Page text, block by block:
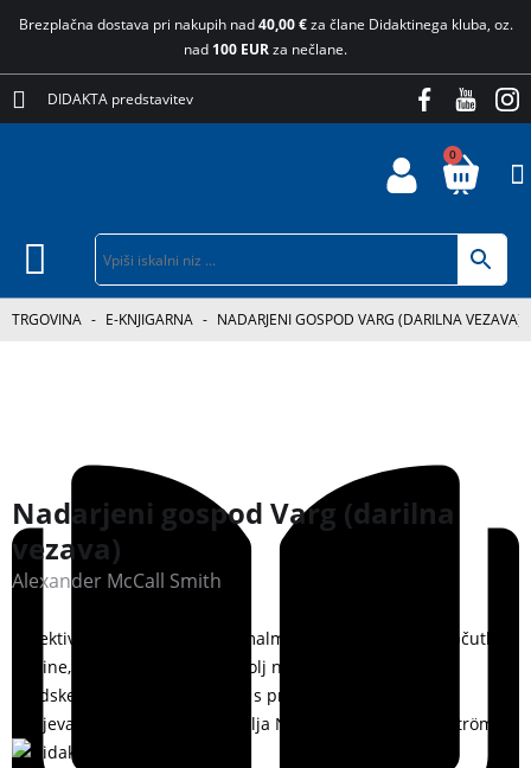
Brezplačna dostava pri nakupih nad40,00 €za člane Didaktinega kluba, oz.
nad 100 EURza nečlane.
DIDAKTA predstavitev
0
TRGOVINA - E-KNJIGARNA - NADARJENI GOSPOD VARG (DARILNA VEZAVA)
Nadarjeni gospod Varg (darilna
vezava)
Alexander McCall Smith
Detektiv Ulf Varg, zaposlen v malmöjskem Oddelku za občutljive
zločine, kjer obravnavajo najbolj nenavadne primere na
Švedskem, se tokrat spoprime s primerom anonimnega
izsiljevanja zloglasnega pisatelja Nilsa Personna-Cederströma.